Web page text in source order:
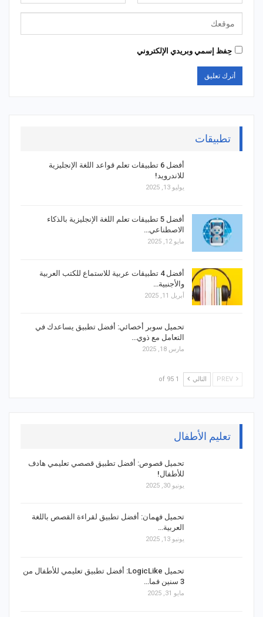
حِفظ إسمي وبريدي الإلكتروني
تطبيقات
أفضل 6 تطبيقات تعلم قواعد اللغة الإنجليزية
للاندرويد!
يوليو 13, 2025
أفضل 5 تطبيقات تعلم اللغة الإنجليزية بالذكاء
الاصطناعي…
مايو 12, 2025
أفضل 4 تطبيقات عربية للاستماع للكتب العربية
والأجنبية…
أبريل 11, 2025
تحميل سوبر أخصائي: أفضل تطبيق يساعدك في
التعامل مع ذوي…
مارس 18, 2025
التالي 1 of 95
تعليم الأطفال
تحميل قصوص: أفضل تطبيق قصصي تعليمي هادف
للأطفال!
يونيو 30, 2025
تحميل فهمان: أفضل تطبيق لقراءة القصص باللغة
العربية…
يونيو 13, 2025
تحميل LogicLike: أفضل تطبيق تعليمي للأطفال من
3 سنين فما…
مايو 31, 2025